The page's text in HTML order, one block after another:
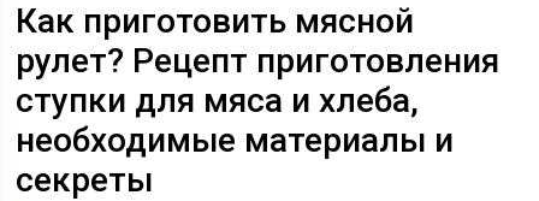
Как приготовить мясной
рулет? Рецепт приготовления
ступки для мяса и хлеба,
необходимые материалы и
секреты